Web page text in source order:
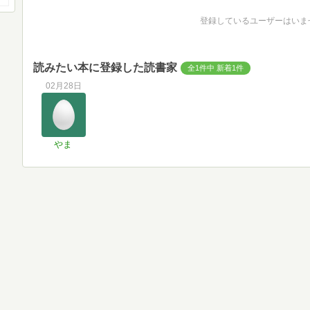
登録しているユーザーはいま
読みたい本に登録した読書家 全1件中 新着1件
02月28日
やま